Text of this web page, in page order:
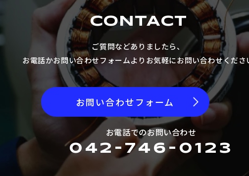
選ばれる理由
製品情報
マイクロエンコーダ
μDDモータ
CONTACT
ご質問などありましたら、
お電話かお問い合わせフォームより お気軽にお問い合わせくださ
お問い合わせフォーム
お電話でのお問い合わせ
042-746-0123